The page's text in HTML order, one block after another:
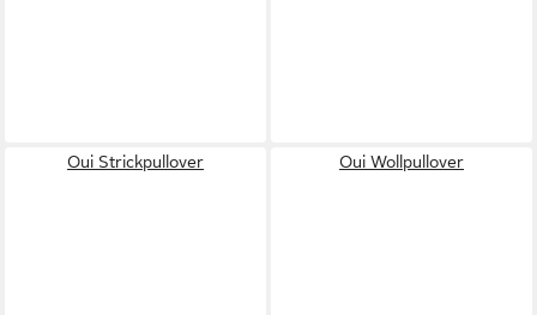
Oui Strickpullover Oui Wollpullover